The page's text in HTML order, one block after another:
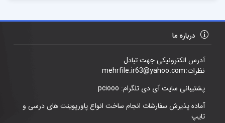
درباره ما
آدرس الکترونیکی جهت تبادل
نظرات:mehrfile.ir63@yahoo.com
پشتیبانی سایت آی دی تلگرام: pciooo
آماده پذیرش سفارشات انجام ساخت انواع پاورپوینت های درسی و
تایپ